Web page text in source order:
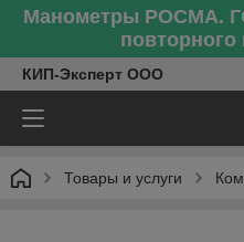
Манометры РОСМА.
КИП-Эксперт ООО
Товары и услуги